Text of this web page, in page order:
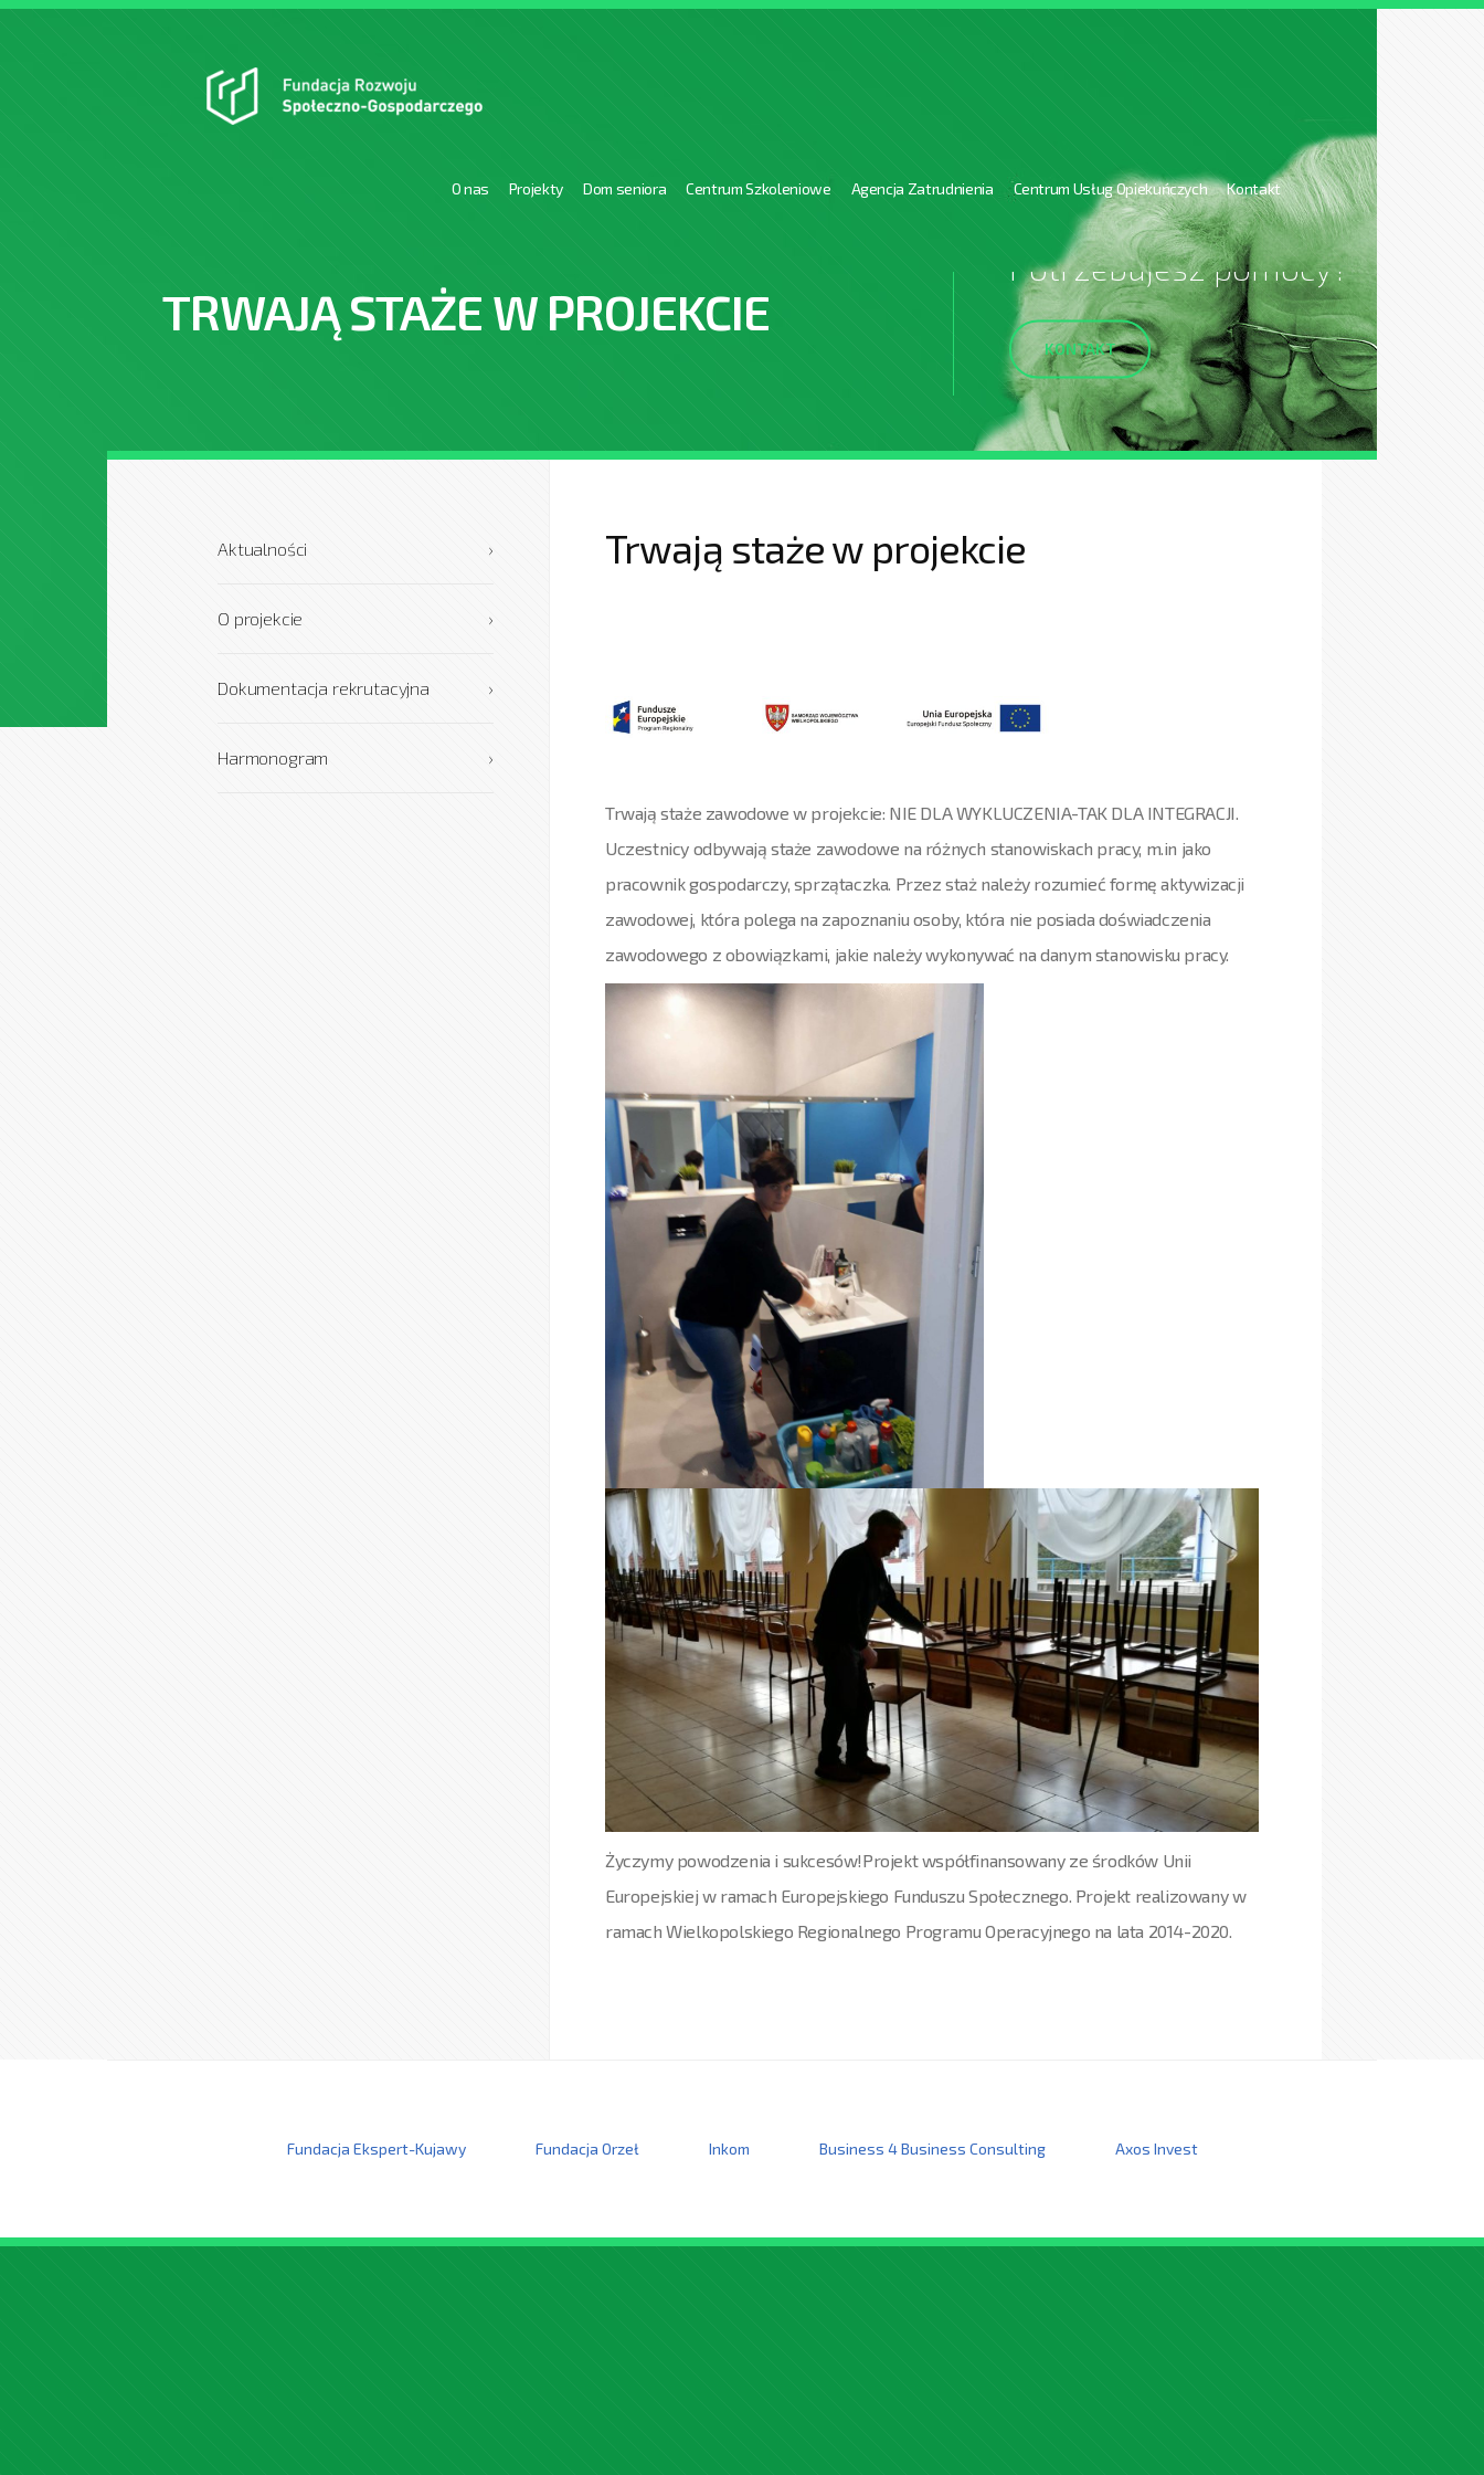
O nas Projekty Dom seniora Centrum Szkoleniowe Agencja Zatrudnienia Centrum Usług Opiekuńczych Kontakt
TRWAJĄ STAŻE W PROJEKCIE
Potrzebujesz pomocy?
KONTAKT
›
Aktualności
›
O projekcie
›
Dokumentacja rekrutacyjna
›
Harmonogram
Trwają staże w projekcie
Trwają staże zawodowe w projekcie: NIE DLA WYKLUCZENIA-TAK DLA INTEGRACJI.
Uczestnicy odbywają staże zawodowe na różnych stanowiskach pracy, m.in jako
pracownik gospodarczy, sprzątaczka. Przez staż należy rozumieć formę aktywizacji
zawodowej, która polega na zapoznaniu osoby, która nie posiada doświadczenia
zawodowego z obowiązkami, jakie należy wykonywać na danym stanowisku pracy.
Życzymy powodzenia i sukcesów!Projekt współfinansowany ze środków Unii
Europejskiej w ramach Europejskiego Funduszu Społecznego. Projekt realizowany w
ramach Wielkopolskiego Regionalnego Programu Operacyjnego na lata 2014-2020.
Fundacja Ekspert-Kujawy Fundacja Orzeł Inkom Business 4 Business Consulting Axos Invest